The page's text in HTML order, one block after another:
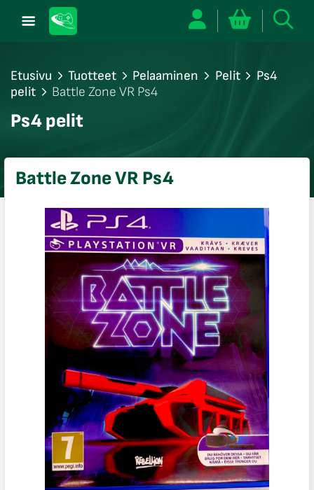
Etusivu Tuotteet Pelaaminen Pelit
Ps4
pelit
Battle Zone VR Ps4
Ps4 pelit
Battle Zone VR Ps4
sulje
sulje